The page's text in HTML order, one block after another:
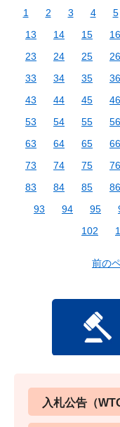
1 2 3 4 5
13
14 15 16
23
24 25 26
33
34 35 36
43
44 45 46
53
54 55 56
63
64 65 66
73
74 75 76
83
84 85 86
93
94 95
102
前の
入札公告（